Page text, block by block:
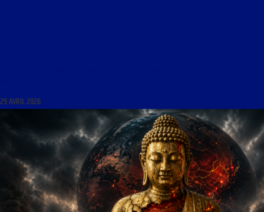
29 AVRIL 2026